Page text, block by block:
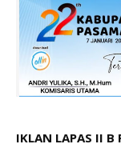
IKLAN LAPAS II B